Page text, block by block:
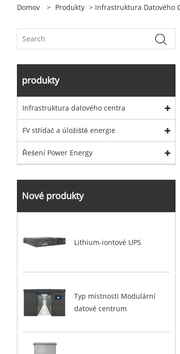
Domov > Produkty > Infrastruktura Datového
produkty
Infrastruktura datového centra
FV střídač a úložiště energie
Řešení Power Energy
Nové produkty
Lithium-iontové UPS
Typ místnosti Modulární
datové centrum